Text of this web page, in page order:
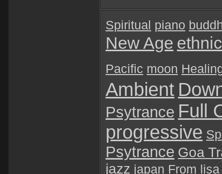
Spiritual piano
New Age ethnic
Pacific moon
Ambient
Psytrance Full
progressive
Psytrance Goa
jazz japan From lisa